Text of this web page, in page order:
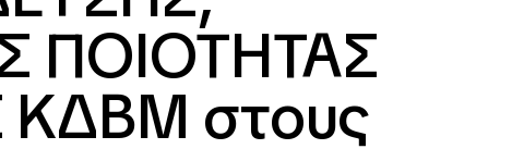
ΠΟΙΟΤΗΤΑΣ
στους